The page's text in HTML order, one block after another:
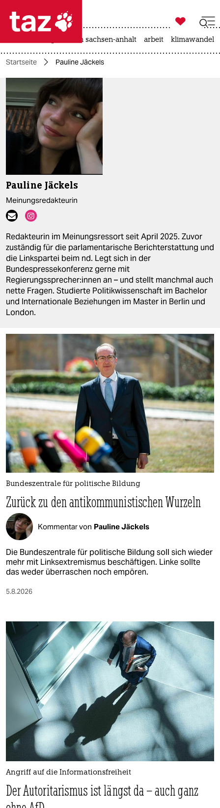
 taz zahl ich
taz zahl ich
themen
politik
öko
gesellschaft
kultur
sport
berlin
nord
wahrheit
verlag
verlag
unterstützen
abo
genossenschaft
epaper login

taz zahl ich
landtagswahl in sachsen-anhalt arbeit klimawandel
Startseite Pauline Jäckels
Pauline Jäckels
Meinungsredakteurin
Redakteurin im Meinungsressort seit April 2025. Zuvor
zuständig für die parlamentarische Berichterstattung und
die Linkspartei beim nd. Legt sich in der
Bundespressekonferenz gerne mit
Regierungssprecher:innen an – und stellt manchmal auch
nette Fragen. Studierte Politikwissenschaft im Bachelor
und Internationale Beziehungen im Master in Berlin und
London.
Bundeszentrale für politische Bildung
Zurück zu den antikommunistischen Wurzeln
Kommentar von Pauline Jäckels
Die Bundeszentrale für politische Bildung soll sich wieder
mehr mit Linksextremismus beschäftigen. Linke sollte
das weder überraschen noch empören.
5.8.2026
Angriff auf die Informationsfreiheit
Der Autoritarismus ist längst da – auch ganz